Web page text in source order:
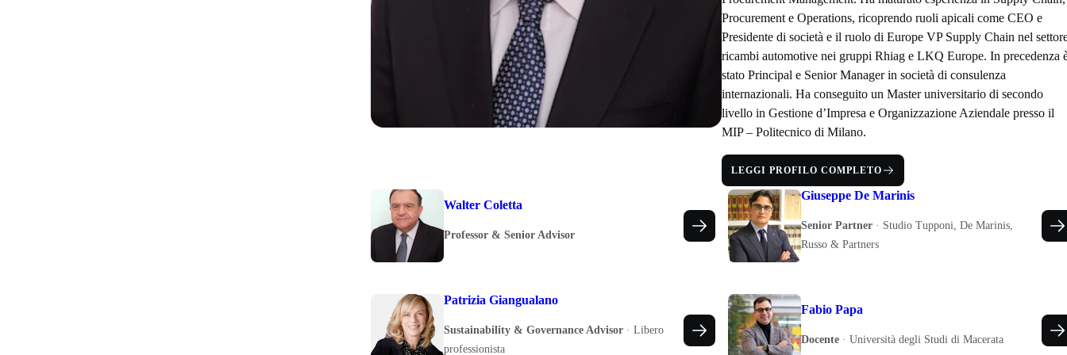
Procurement e Operations, ricoprendo ruoli apicali come CEO e
Presidente di società e il ruolo di Europe VP Supply Chain nel
ricambi automotive nei gruppi Rhiag e LKQ Europe. In precedenza
stato Principal e Senior Manager in società di consulenza
internazionali. Ha conseguito un Master universitario di secondo
livello in Gestione d’Impresa e Organizzazione Aziendale presso il
MIP – Politecnico di Milano.
LEGGI PROFILO COMPLETO
Walter Coletta
Professor & Senior Advisor
Giuseppe De Marinis
Senior Partner · Studio Tupponi, De Marinis,
Russo & Partners
Patrizia Giangualano
Sustainability & Governance Advisor · Libero
professionista
Fabio Papa
Docente · Università degli Studi di Macerata